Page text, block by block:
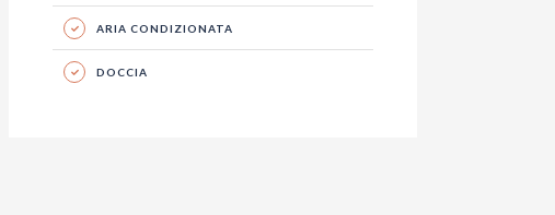
ARIA CONDIZIONATA
DOCCIA